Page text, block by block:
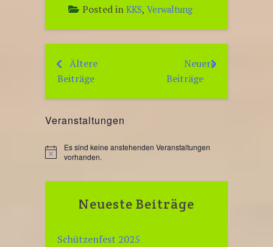
Posted in KKS, Verwaltung
Beitragsnavigation
Ältere
Beiträge
Neuere
Beiträge
Veranstaltungen
H
Es sind keine anstehenden Veranstaltungen
vorhanden.
Neueste Beiträge
Schützenfest 2025